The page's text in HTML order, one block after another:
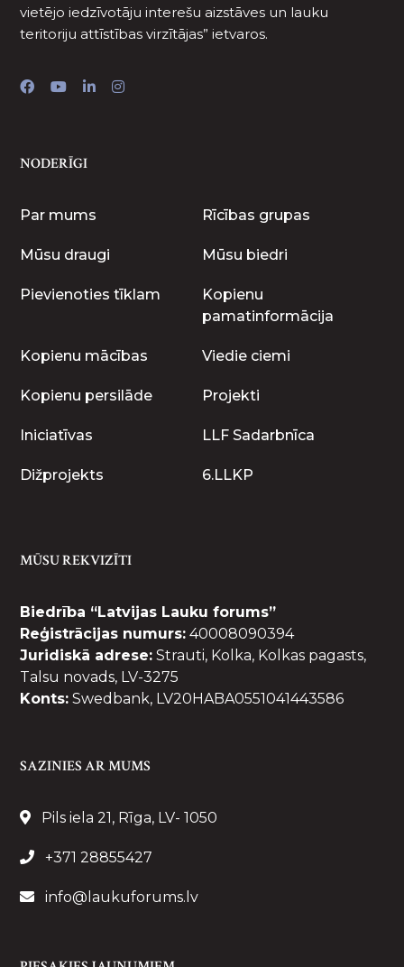
vietējo iedzīvotāju interešu aizstāves un lauku
teritoriju attīstības virzītājas” ietvaros.
NODERĪGI
Par mums Rīcības grupas
Mūsu draugi Mūsu biedri
Pievienoties tīklam
Kopienu
pamatinformācija
Kopienu mācības Viedie ciemi
Kopienu persilāde Projekti
Iniciatīvas LLF Sadarbnīca
Dižprojekts 6.LLKP
MŪSU REKVIZĪTI
Biedrība “Latvijas Lauku forums”
Reģistrācijas numurs: 40008090394
Juridiskā adrese: Strauti, Kolka, Kolkas pagasts,
Talsu novads, LV-3275
Konts: Swedbank, LV20HABA0551041443586
SAZINIES AR MUMS
Pils iela 21, Rīga, LV- 1050
+371 28855427
info@laukuforums.lv